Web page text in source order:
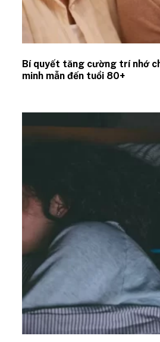
Bí quyết tăng cường trí nhớ
minh mẫn đến tuổi 80+